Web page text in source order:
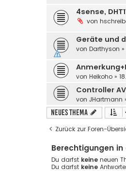
4sense,
von
Geräte und
von Darthyson »
von Heikoho »
Controller
von JHartmann
Neues Thema
Zurück zur Foren-
Berechtigungen in
Du darfst keine neuen
Du darfst keine